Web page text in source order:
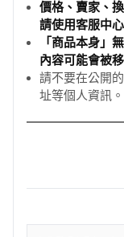
價格、賣家、
請使用客服中
「商品本身」
內容可能會被
請不要在公開
址等個人資訊。